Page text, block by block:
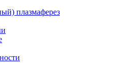
плазмаферез